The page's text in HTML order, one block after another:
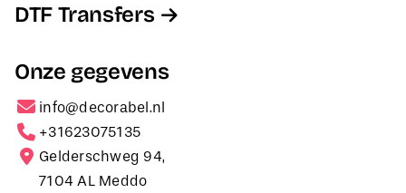
DTF Transfers
Onze gegevens
info@decorabel.nl
+31623075135
Gelderschweg 94,
7104 AL Meddo